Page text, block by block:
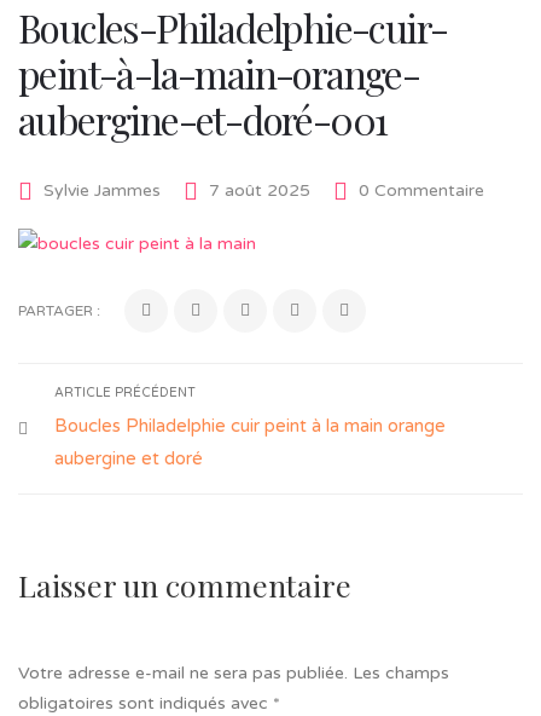
Boucles-Philadelphie-cuir-
peint-à-la-main-orange-
aubergine-et-doré-001
Sylvie Jammes 7 août 2025 0 Commentaire
PARTAGER :
ARTICLE PRÉCÉDENT
Boucles Philadelphie cuir peint à la main orange
aubergine et doré
Laisser un commentaire
Votre adresse e-mail ne sera pas publiée. Les champs
obligatoires sont indiqués avec *